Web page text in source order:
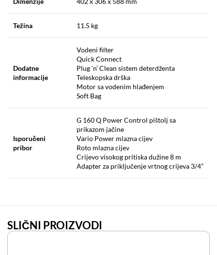
Težina 11.5 kg
Dodatne
informacije
Vodeni filter
Quick Connect
Plug ‘n’ Clean sistem deterdženta
Teleskopska drška
Motor sa vodenim hlađenjem
Soft Bag
Isporučeni
pribor
G 160 Q Power Control pištolj sa
prikazom jačine
Vario Power mlazna cijev
Roto mlazna cijev
Crijevo visokog pritiska dužine 8 m
Adapter za priključenje vrtnog crijeva 3/4”
SLIČNI PROIZVODI